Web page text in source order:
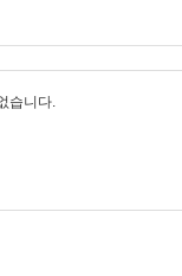
습니다.